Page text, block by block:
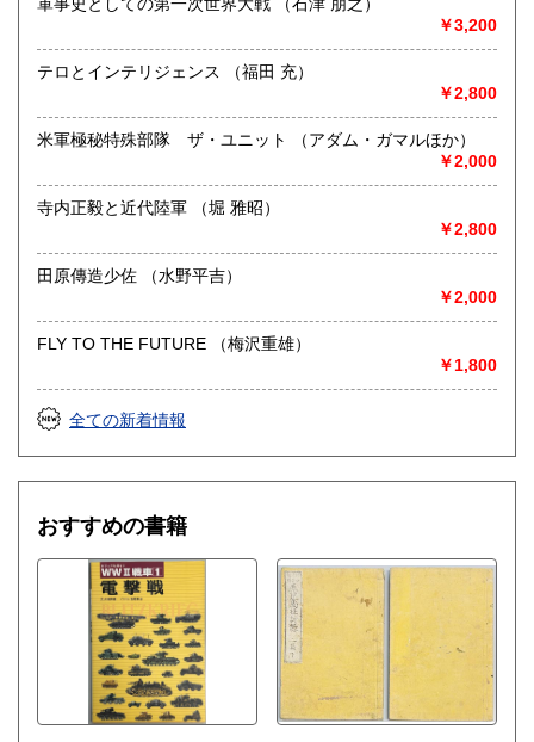
取り扱い分野
歴史、社会科学、自然科学、近代文献、趣味
軍事史としての第一次世界大戦 （石津 朋之）
￥3,200
テロとインテリジェンス （福田 充）
￥2,800
米軍極秘特殊部隊 ザ・ユニット （アダム・ガマルほか）
￥2,000
寺内正毅と近代陸軍 （堀 雅昭）
￥2,800
田原傳造少佐 （水野平吉）
￥2,000
FLY TO THE FUTURE （梅沢重雄）
￥1,800
全ての新着情報
おすすめの書籍